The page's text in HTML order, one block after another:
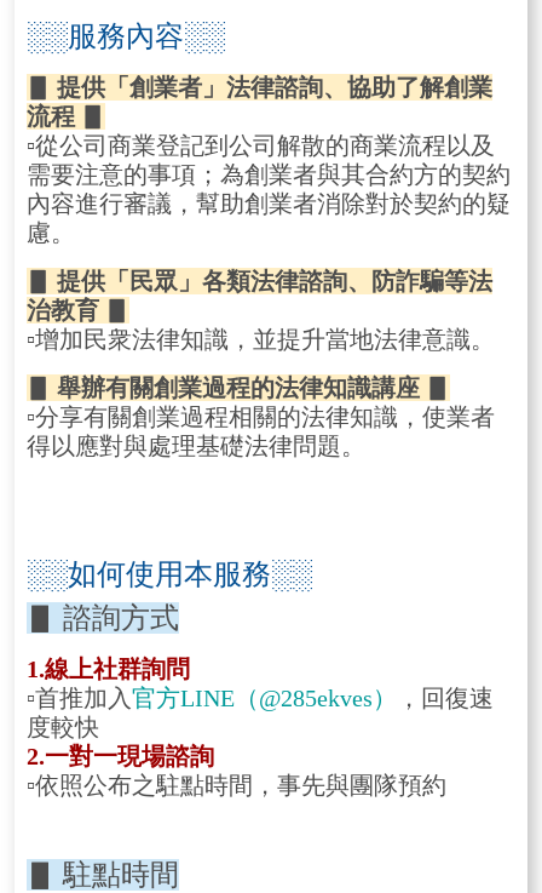
░░服務內容░░
提供「創業者」法律諮詢、協助了解創業
流程
▫從公司商業登記到公司解散的商業流程以及
需要注意的事項；為創業者與其合約方的契約
內容進行審議，幫助創業者消除對於契約的疑
慮。
提供「民眾」各類法律諮詢、防詐騙等法
治教育
▫增加民衆法律知識，並提升當地法律意識。
舉辦有關創業過程的法律知識講座
▫分享有關創業過程相關的法律知識，使業者
得以應對與處理基礎法律問題。
░░如何使用本服務░░
諮詢方式
1.線上社群詢問
▫首推加入官方LINE （@285ekves）
，回復速
度較快
2.一對一現場諮詢
▫依照公布之駐點時間，事先與團隊預約
駐點時間